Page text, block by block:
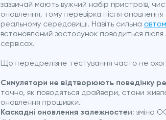
зазвичай мають вужчий набір пристроїв,
оновлення, тому перевірка після
реальному середовищі. Навіть сильна
встановлений застосунок поводиться
сервісах.
Що передрелізне тестування часто не
Симулятори не відтворюють поведінку
точно, як поводяться драйвери, стани
оновлення прошивки.
Каскадні оновлення залежностей: зміна